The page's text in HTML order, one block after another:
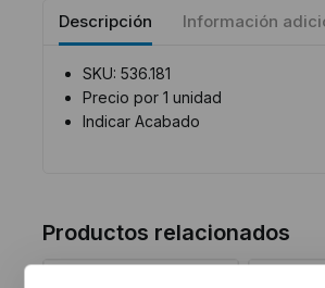
Descripción Información
SKU: 536.181
Precio por 1 unidad
Indicar Acabado
Productos relacionados